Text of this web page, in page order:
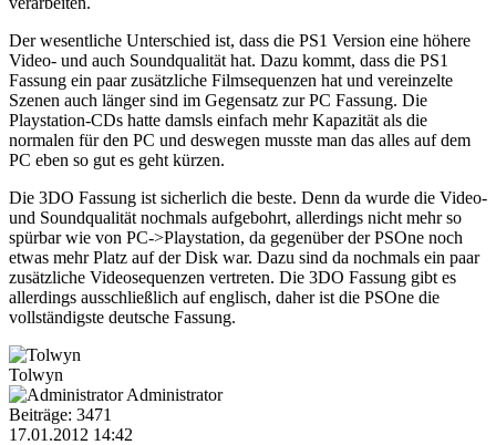
Der wesentliche Unterschied ist, dass die PS1 Version eine höhere
Video- und auch Soundqualität hat. Dazu kommt, dass die PS1
Fassung ein paar zusätzliche Filmsequenzen hat und vereinzelte
Szenen auch länger sind im Gegensatz zur PC Fassung. Die
Playstation-CDs hatte damsls einfach mehr Kapazität als die
normalen für den PC und deswegen musste man das alles auf dem
PC eben so gut es geht kürzen.
Die 3DO Fassung ist sicherlich die beste. Denn da wurde die Video-
und Soundqualität nochmals aufgebohrt, allerdings nicht mehr so
spürbar wie von PC->Playstation, da gegenüber der PSOne noch
etwas mehr Platz auf der Disk war. Dazu sind da nochmals ein paar
zusätzliche Videosequenzen vertreten. Die 3DO Fassung gibt es
allerdings ausschließlich auf englisch, daher ist die PSOne die
vollständigste deutsche Fassung.
Tolwyn
Administrator
Beiträge: 3471
17.01.2012 14:42